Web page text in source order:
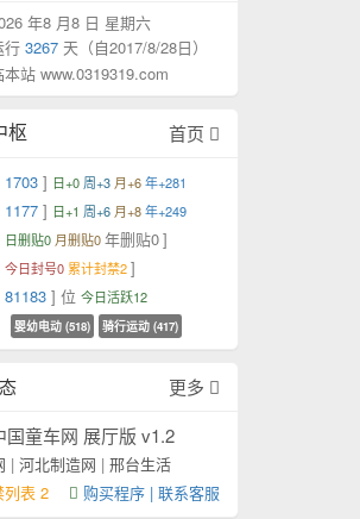
年8 月8 日 星期六
行 3267 天（自2017/8/28日）
站 www.0319319.com
枢 首页
1703] 日+0 周+3 月+6 年+281
1177] 日+1 周+6 月+8 年+249
日删贴0 月删贴0 年删贴0]
今日封号0 累计封禁2]
81183] 位 今日活跃12
婴幼电动 (518) 骑行运动 (417)
更多
国童车网 展厅版 v1.2
| 河北制造网 | 邢台生活
列表 2
购买程序 | 联系客服